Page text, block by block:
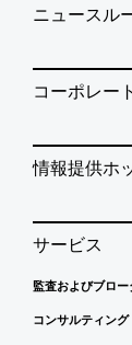
ニュースル
コーポレー
情報提供ホ
サービス
監査およびブロー
コンサルティング